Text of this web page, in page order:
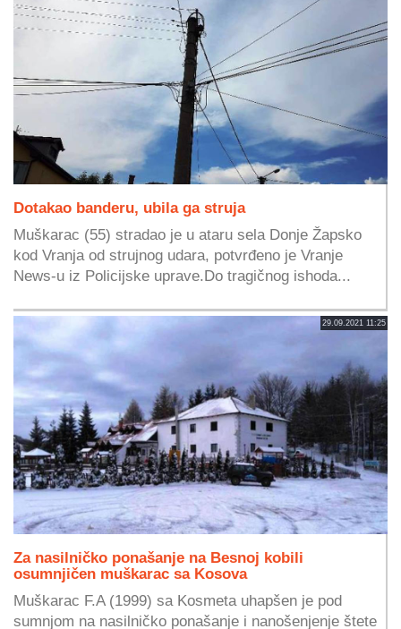
Dotakao banderu, ubila ga struja
Muškarac (55) stradao je u ataru sela Donje Žapsko
kod Vranja od strujnog udara, potvrđeno je Vranje
News-u iz Policijske uprave.Do tragičnog ishoda...
29.09.2021 11:25
Za nasilničko ponašanje na Besnoj kobili
osumnjičen muškarac sa Kosova
Muškarac F.A (1999) sa Kosmeta uhapšen je pod
sumnjom na nasilničko ponašanje i nanošenjenje štete